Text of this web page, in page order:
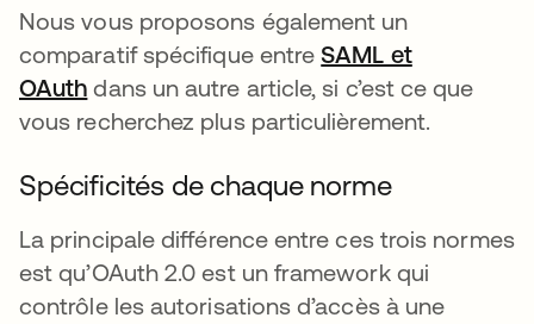
Nous vous proposons également un
comparatif spécifique entreSAML et
OAuth dans un autre article, si c’est ce que
vous recherchez plus particulièrement.
Spécificités de chaque norme
La principale différence entre ces trois normes
est qu’OAuth 2.0 est un framework qui
contrôle les autorisations d’accès à une